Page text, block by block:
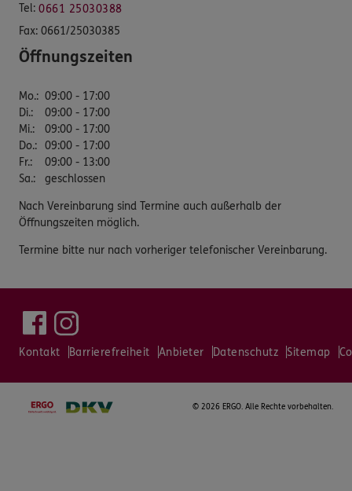
Tel: 0661 25030388
Fax: 0661/25030385
Öffnungszeiten
Mo.: 09:00 - 17:00
Di.:
09:00 - 17:00
Mi.:
09:00 - 17:00
Do.: 09:00 - 17:00
Fr.:
09:00 - 13:00
Sa.: geschlossen
Nach Vereinbarung sind Termine auch außerhalb der
Öffnungszeiten möglich.
Termine bitte nur nach vorheriger telefonischer Vereinbarung.
Kontakt Barrierefreiheit Anbieter Datenschutz Sitemap
© 2026 ERGO. Alle Rechte vorbehalten.